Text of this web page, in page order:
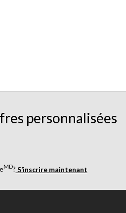
personnalisées
MD? S’inscrire maintenant